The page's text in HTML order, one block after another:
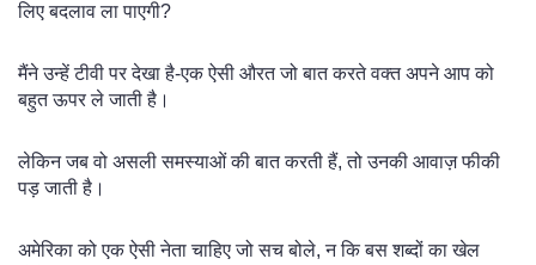
लिए बदलाव ला पाएगी?
मैंने उन्हें टीवी पर देखा है-एक ऐसी औरत जो बात करते वक्त अपने आप को
बहुत ऊपर ले जाती है।
लेकिन जब वो असली समस्याओं की बात करती हैं, तो उनकी आवाज़ फीकी
पड़ जाती है।
अमेरिका को एक ऐसी नेता चाहिए जो सच बोले, न कि बस शब्दों का खेल